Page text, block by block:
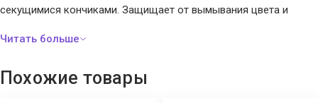
секущимися кончиками. Защищает от вымывания цвета и
блеск, предотвращает ломкость и выпадение. Имеет приятный
Уровень pН: 6,25.
Похожие товары